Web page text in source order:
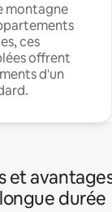
montagne
ces
offrent
d'un
et
longue durée